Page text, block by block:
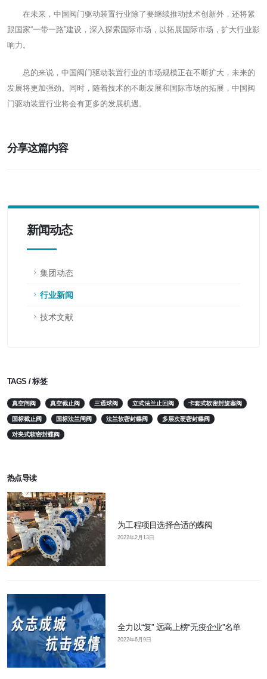
新闻动态
集团动态
行业新闻
技术文献
TAGS / 标签
真空闸阀 真空截止阀 三通球阀 立式法兰止回阀 卡套式软密封旋塞阀
国标截止阀 国标法兰闸阀 法兰软密封蝶阀 多层次硬密封蝶阀
对夹式软密封蝶阀
热点导读
为工程项目选择合适的蝶阀
2022年2月13日
全力以“复” 远高上榜“无疫企业”名单
2022年6月9日
在未来，中国阀门驱动装置行业除了要继续推动技术创新外，还将紧
跟国家“一带一路”建设，深入探索国际市场，以拓展国际市场，扩大行业影
响力。
总的来说，中国阀门驱动装置行业的市场规模正在不断扩大，未来的
发展将更加强劲。同时，随着技术的不断发展和国际市场的拓展，中国阀
门驱动装置行业将会有更多的发展机遇。
分享这篇内容